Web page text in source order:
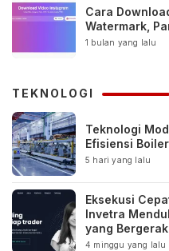
Cara
Watermark,
1 bulan yang lalu
TEKNOLOGI
Teknologi
Efisiensi
5 hari yang lalu
Eksekusi
Invetra
yang
4 minggu yang lalu